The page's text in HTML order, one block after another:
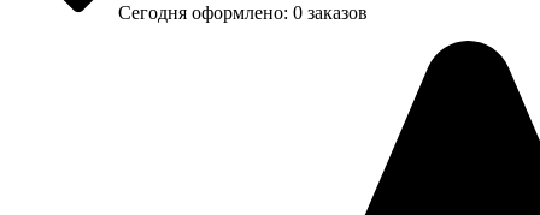
Сегодня оформлено: 0 заказов